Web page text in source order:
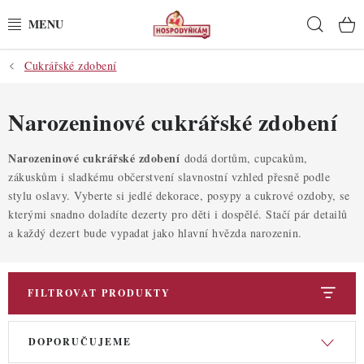
na
POTŘEBY
POMŮCKY
SUROVINY
DEKORACE
PRO OSLAVY
POCHUTINY
Cukrářské zdobení
Narozeninové cukrářské zdobení
Narozeninové cukrářské zdobení dodá dortům, cupcakům,
zákuskům i sladkému občerstvení slavnostní vzhled přesně podle
stylu oslavy. Vyberte si jedlé dekorace, posypy a cukrové ozdoby, se
kterými snadno doladíte dezerty pro děti i dospělé. Stačí pár detailů
a každý dezert bude vypadat jako hlavní hvězda narozenin.
FILTROVAT PRODUKTY
V
Ř DOPORUČUJEME